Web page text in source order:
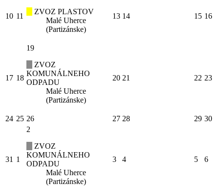
10 11
ZVOZ PLASTOV
Malé Uherce
(Partizánske)
13 14 15 16
17 18
19
ZVOZ
KOMUNÁLNEHO
ODPADU
Malé Uherce
(Partizánske)
20 21 22 23
24 25 26 27 28 29 30
31 1
2
ZVOZ
KOMUNÁLNEHO
ODPADU
Malé Uherce
(Partizánske)
3 4 5 6